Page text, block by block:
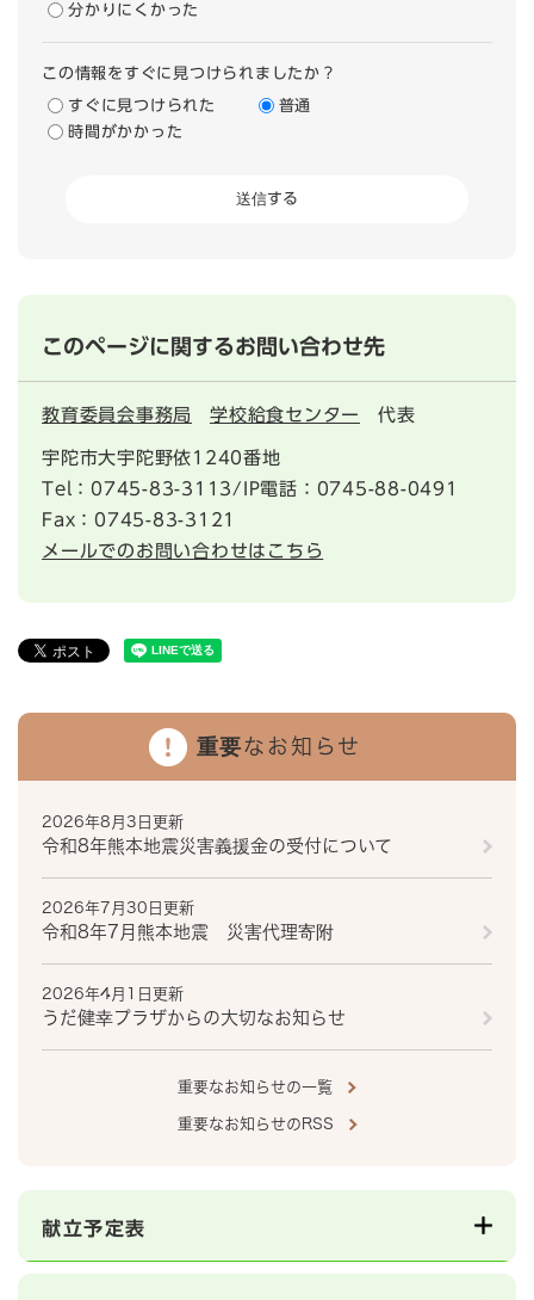
分かりにくかった
この情報をすぐに見つけられましたか？
すぐに見つけられた
普通
時間がかかった
このページに関するお問い合わせ先
教育委員会事務局 学校給食センター 代表
宇陀市大宇陀野依1240番地
Tel：0745-83-3113/IP電話：0745-88-0491
Fax：0745-83-3121
メールでのお問い合わせはこちら
重要なお知らせ
2026年8月3日更新
令和8年熊本地震災害義援金の受付について
2026年7月30日更新
令和8年7月熊本地震 災害代理寄附
2026年4月1日更新
うだ健幸プラザからの大切なお知らせ
重要なお知らせの一覧
重要なお知らせのRSS
献立予定表